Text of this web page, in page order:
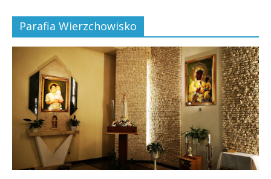
Parafia Wierzchowisko